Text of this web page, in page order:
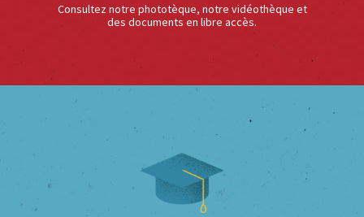
Consultez notre phototèque, notre vidéothèque et
des documents en libre accès.